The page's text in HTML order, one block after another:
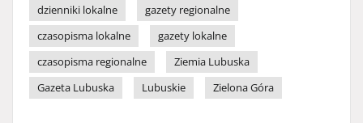
dzienniki lokalne
gazety regionalne
czasopisma lokalne
gazety lokalne
czasopisma regionalne
Ziemia Lubuska
Gazeta Lubuska
Lubuskie Zielona Góra